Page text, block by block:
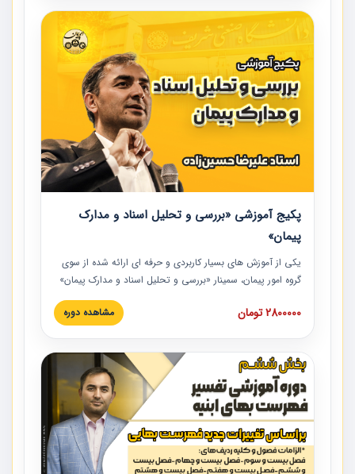
مدارک پیمان به همراه تجربیات عملی ارائه شده است.
پکیج آموزشی «بررسی و تحلیل اسناد و مدارک
پیمان»
یکی از آموزش‏‏‏‏‏‏ های بسیار کاربردی و حرفه‏ ای ارائه شده از سوی
گروه امور پیمان، سمینار «بررسی و تحلیل اسناد و مدارک پیمان»
است که در دانشگاه صنعتی شریف ارائه شد. در این آموزش
نکات کلیدی مربوط به اسناد و مدارک پیمان، اولویت بندی اسناد
پیمان به همراه تجربیات عملی در این خصوص ارائه شده است.
2800000 تومان مشاهده دوره